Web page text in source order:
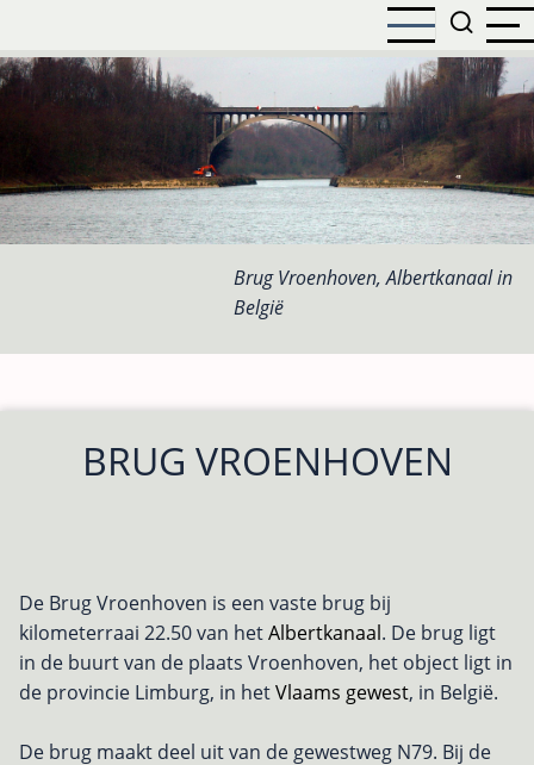
naar
inhoud
Brug Vroenhoven, Albertkanaal in
België
BRUG VROENHOVEN
De Brug Vroenhoven is een vaste brug bij
kilometerraai 22.50 van hetAlbertkanaal. De brug ligt
in de buurt van de plaats Vroenhoven, het object ligt in
de provincie Limburg, in hetVlaams gewest, in België.
De brug maakt deel uit van de gewestweg N79. Bij de